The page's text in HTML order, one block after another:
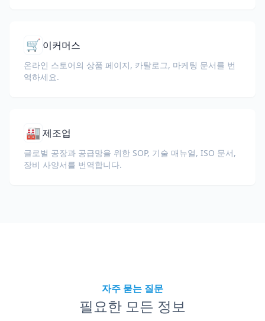
🛒 이커머스
온라인 스토어의 상품 페이지, 카탈로그, 마케팅 문서를 번
역하세요.
🏭제조업
글로벌 공장과 공급망을 위한 SOP, 기술 매뉴얼, ISO 문서,
장비 사양서를 번역합니다.
자주 묻는 질문
필요한 모든 정보